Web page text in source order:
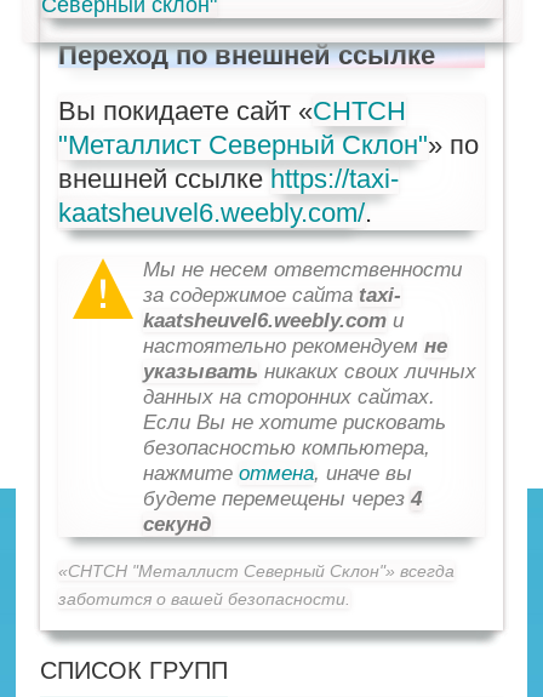
Северный склон"
Переход по внешней ссылке
Вы покидаете сайт «СНТСН
"Металлист Северный Склон"» по
внешней ссылкеhttps://taxi-
kaatsheuvel6.weebly.com/.
Мы не несем ответственности
за содержимое сайта taxi-
kaatsheuvel6.weebly.com и
настоятельно рекомендуемне
указывать никаких своих личных
данных на сторонних сайтах.
Если Вы не хотите рисковать
безопасностью компьютера,
нажмитеотмена, иначе вы
будете перемещены через4
секунд
«СНТСН "Металлист Северный Склон"» всегда
заботится о вашей безопасности.
СПИСОК ГРУПП